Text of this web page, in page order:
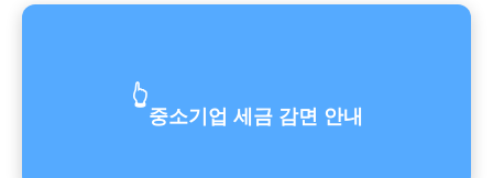
👆
중소기업 세금 감면 안내